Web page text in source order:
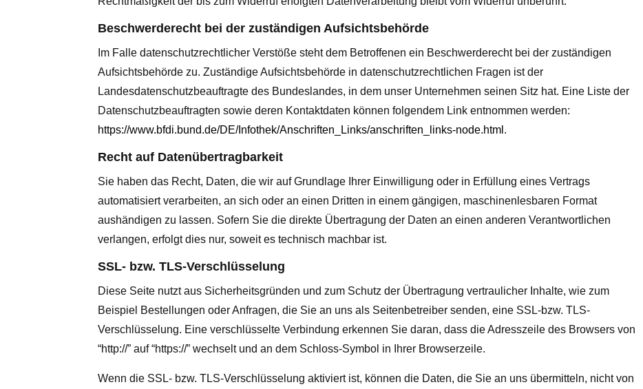
Beschwerderecht bei der zuständigen Aufsichtsbehörde
Im Falle datenschutzrechtlicher Verstöße steht dem Betroffenen ein Beschwerderecht bei der zuständigen
Aufsichtsbehörde zu. Zuständige Aufsichtsbehörde in datenschutzrechtlichen Fragen ist der
Landesdatenschutzbeauftragte des Bundeslandes, in dem unser Unternehmen seinen Sitz hat. Eine Liste der
Datenschutzbeauftragten sowie deren Kontaktdaten können folgendem Link entnommen werden:
https://www.bfdi.bund.de/DE/Infothek/Anschriften_Links/anschriften_links-node.html .
Recht auf Datenübertragbarkeit
Sie haben das Recht, Daten, die wir auf Grundlage Ihrer Einwilligung oder in Erfüllung eines Vertrags
automatisiert verarbeiten, an sich oder an einen Dritten in einem gängigen, maschinenlesbaren Format
aushändigen zu lassen. Sofern Sie die direkte Übertragung der Daten an einen anderen Verantwortlichen
verlangen, erfolgt dies nur, soweit es technisch machbar ist.
SSL- bzw. TLS-Verschlüsselung
Diese Seite nutzt aus Sicherheitsgründen und zum Schutz der Übertragung vertraulicher Inhalte, wie zum
Beispiel Bestellungen oder Anfragen, die Sie an uns als Seitenbetreiber senden, eine SSL-bzw. TLS-
Verschlüsselung. Eine verschlüsselte Verbindung erkennen Sie daran, dass die Adresszeile des Browsers von
“http://” auf “https://” wechselt und an dem Schloss-Symbol in Ihrer Browserzeile.
Wenn die SSL- bzw. TLS-Verschlüsselung aktiviert ist, können die Daten, die Sie an uns übermitteln, nicht von